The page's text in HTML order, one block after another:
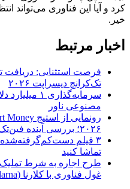
کرد و آیا این فناوری می‌تواند
خیر.
اخبار مرتبط
تک‌کرانچ دیسراپت ۲۰۲۶
سرمایه‌گذاری
مصنوعی ناور
۲۰۲۶؛ بررسی آینده فین‌تک، پرداخت‌ ها و هوش مصنوعی
۳ فیلم دست‌کم‌گرفته‌شده
تماشا کنید
طرح اجاره به شرط
غول فناوری با کلارنا (Klarna)